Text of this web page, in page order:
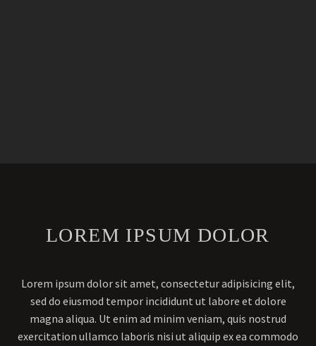
LOREM IPSUM DOLOR
Lorem ipsum dolor sit amet, consectetur adipisicing elit,
sed do eiusmod tempor incididunt ut labore et dolore
magna aliqua. Ut enim ad minim veniam, quis nostrud
exercitation ullamco laboris nisi ut aliquip ex ea commodo